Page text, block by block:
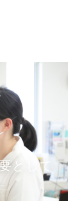
として